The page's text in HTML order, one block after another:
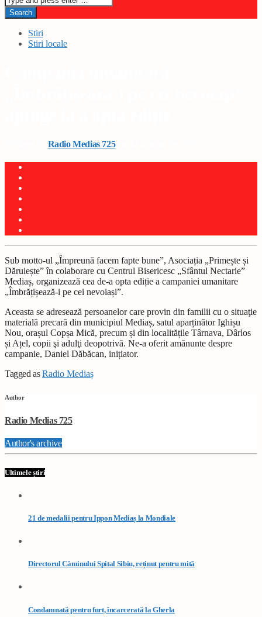
Stiri
Stiri locale
Radio Medias 725on 14 octombrie 2025
Sub motto-ul „Împreună facem fapte bune”, Asociația „Primește și
Dăruiește” în colaborare cu Centrul Bisericesc „Sfântul Nectarie”
Mediaș, organizează cea de-a opta ediție a campaniei umanitare
„Îmbrățișează-i pe cei nevoiași”.
Aceasta se adresează persoanelor care provin din familii cu o situaţie
materială precară din municipiul Mediaș, satul aparținător Ighișu
Nou, orașul Copșa Mică, precum și din localitățile Târnava, Dârlos
și Ațel, copii şi adulţi deopotrivă. Ne-a oferit amănunte despre
campanie, Daniel Dăbăcan, inițiator.
Tagged asRadio Mediaș
Author
Radio Medias 725
Author's archive
Ultimele știri
21 de medalii pentru Ippon Mediaș la Mondiale
Directorul Căminului Spital Sibiu, reținut pentru mită
Condamnată pentru furt, încarcerată la Gherla